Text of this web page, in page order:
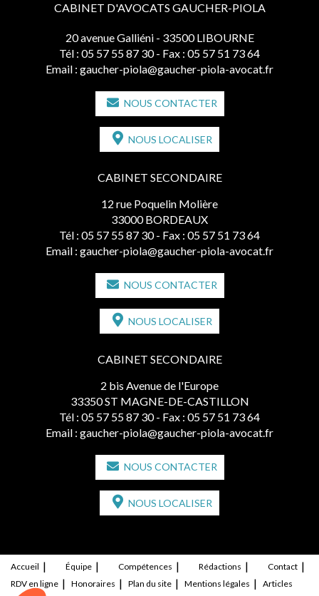
CABINET D'AVOCATS GAUCHER-PIOLA
20 avenue Galliéni - 33500 LIBOURNE
Tél : 05 57 55 87 30 - Fax : 05 57 51 73 64
Email : gaucher-piola@gaucher-piola-avocat.fr
NOUS CONTACTER
NOUS LOCALISER
CABINET SECONDAIRE
12 rue Poquelin Molière
33000 BORDEAUX
Tél : 05 57 55 87 30 - Fax : 05 57 51 73 64
Email : gaucher-piola@gaucher-piola-avocat.fr
NOUS CONTACTER
NOUS LOCALISER
CABINET SECONDAIRE
2 bis Avenue de l'Europe
33350 ST MAGNE-DE-CASTILLON
Tél : 05 57 55 87 30 - Fax : 05 57 51 73 64
Email : gaucher-piola@gaucher-piola-avocat.fr
NOUS CONTACTER
NOUS LOCALISER
Accueil Équipe Compétences Rédactions
Contact
RDV en ligne
Honoraires Plan du site Mentions légales Articles